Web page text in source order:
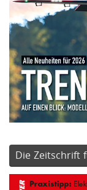
Die Zeitschrift